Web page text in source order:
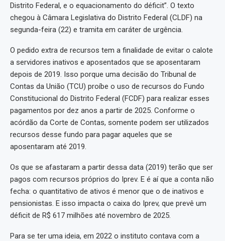
Distrito Federal, e o equacionamento do déficit”. O texto
chegou à Câmara Legislativa do Distrito Federal (CLDF) na
segunda-feira (22) e tramita em caráter de urgência.
O pedido extra de recursos tem a finalidade de evitar o calote
a servidores inativos e aposentados que se aposentaram
depois de 2019. Isso porque uma decisão do Tribunal de
Contas da União (TCU) proíbe o uso de recursos do Fundo
Constitucional do Distrito Federal (FCDF) para realizar esses
pagamentos por dez anos a partir de 2025. Conforme o
acórdão da Corte de Contas, somente podem ser utilizados
recursos desse fundo para pagar aqueles que se
aposentaram até 2019.
Os que se afastaram a partir dessa data (2019) terão que ser
pagos com recursos próprios do Iprev. E é aí que a conta não
fecha: o quantitativo de ativos é menor que o de inativos e
pensionistas. E isso impacta o caixa do Iprev, que prevê um
déficit de R$ 617 milhões até novembro de 2025.
Para se ter uma ideia, em 2022 o instituto contava com a